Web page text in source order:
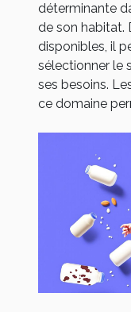
déterminante
de son habitat.
disponibles, il
sélectionner le
ses besoins.
ce domaine